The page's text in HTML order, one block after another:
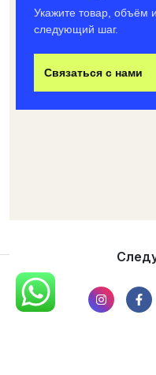
Укажите товар, объём
следующий шаг.
Связаться с нами